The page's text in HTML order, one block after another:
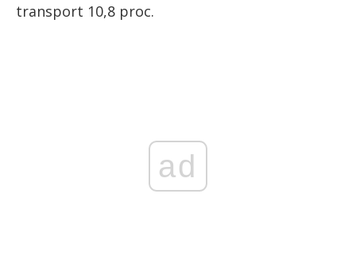
transport 10,8 proc.
ad